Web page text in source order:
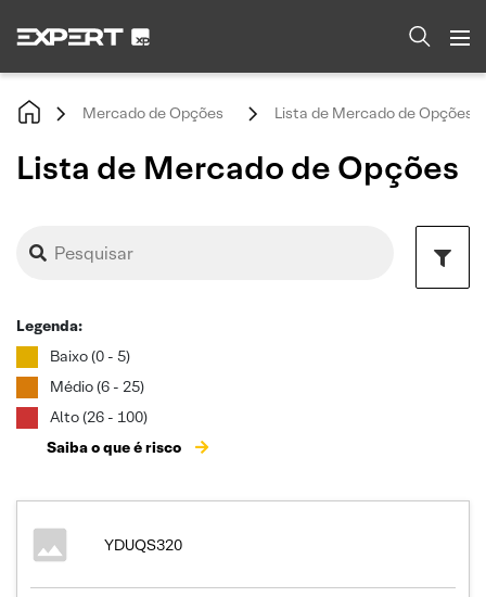
Mercado de Opções Lista de Mercado de Opções
Lista de Mercado de Opções
Legenda:
Baixo (0 - 5)
Médio (6 - 25)
Alto (26 - 100)
Saiba o que é risco
YDUQS320